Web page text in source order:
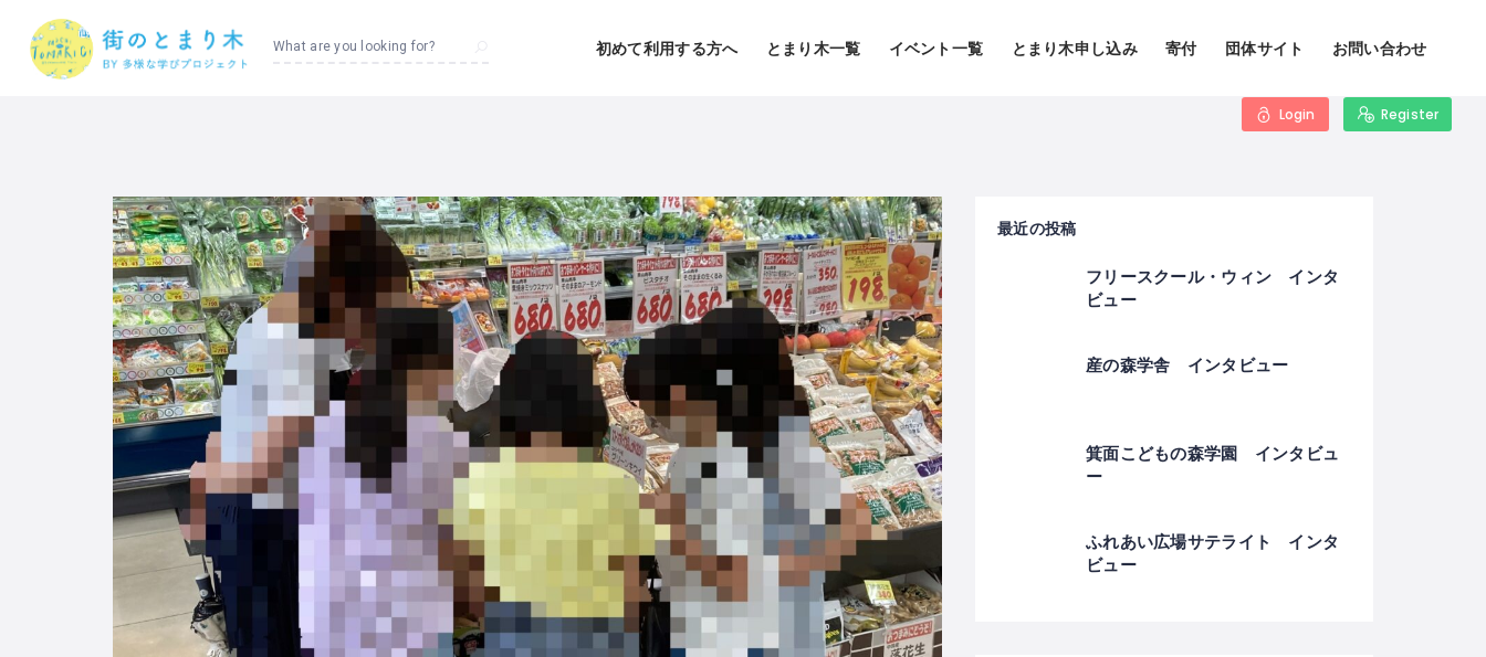
What are you looking for? 初めて利用する方へ とまり木一覧 イベント一覧 とまり木申し込み 寄付 団体サイト お問い合わせ
Login Register
最近の投稿
フリースクール・ウィン インタ
ビュー
産の森学舎 インタビュー
箕面こどもの森学園 インタビュ
ー
ふれあい広場サテライト インタ
ビュー